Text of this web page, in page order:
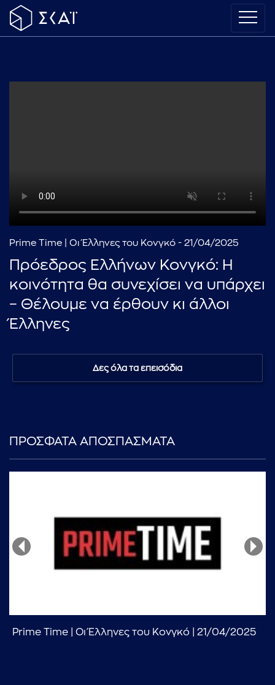
Prime Time | Οι Έλληνες του Κονγκό - 21/04/2025
Πρόεδρος Ελλήνων Κονγκό: Η
κοινότητα θα συνεχίσει να υπάρχει
– Θέλουμε να έρθουν κι άλλοι
Έλληνες
Δες όλα τα επεισόδια
ΠΡΟΣΦΑΤΑ ΑΠΟΣΠΑΣΜΑΤΑ
Prime Time | Οι Έλληνες του Κονγκό | 21/04/2025